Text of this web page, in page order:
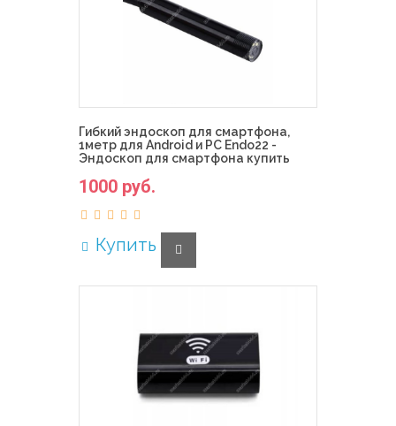
Гибкий эндоскоп для смартфона,
1метр для Android и PC Endo22 -
Эндоскоп для смартфона купить
1000 руб.
Купить